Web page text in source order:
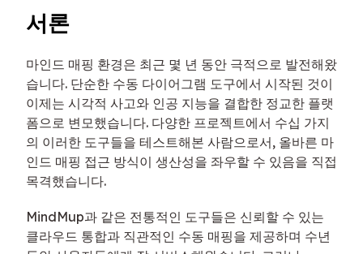
서론
마인드 매핑 환경은 최근 몇 년 동안 극적으로 발전해왔
습니다. 단순한 수동 다이어그램 도구에서 시작된 것이
이제는 시각적 사고와 인공 지능을 결합한 정교한 플랫
폼으로 변모했습니다. 다양한 프로젝트에서 수십 가지
의 이러한 도구들을 테스트해본 사람으로서, 올바른 마
인드 매핑 접근 방식이 생산성을 좌우할 수 있음을 직접
목격했습니다.
MindMup과 같은 전통적인 도구들은 신뢰할 수 있는
클라우드 통합과 직관적인 수동 매핑을 제공하며 수년